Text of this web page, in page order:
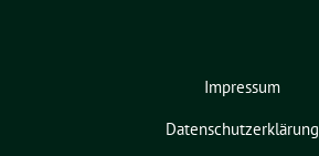
Impressum
Datenschutzerklärung